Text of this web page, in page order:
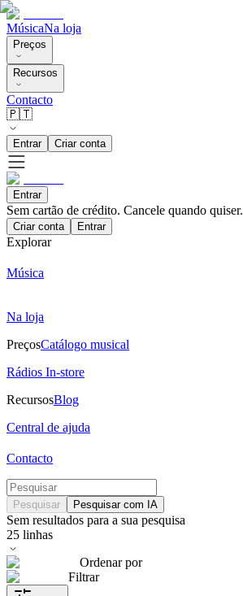
MúsicaNa loja
Preços
Recursos
Contacto
🇵🇹
Entrar Criar conta
Entrar
Sem cartão de crédito. Cancele quando quiser.
Criar conta Entrar
Explorar
Música
Na loja
PreçosCatálogo musical
Rádios In-store
RecursosBlog
Central de ajuda
Contacto
Pesquisar Pesquisar com IA
Sem resultados para a sua pesquisa
25 linhas
Ordenar por
Filtrar